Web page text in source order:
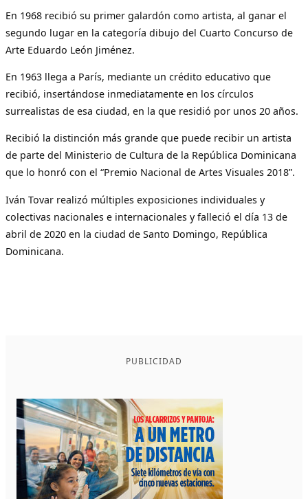
En 1968 recibió su primer galardón como artista, al ganar el
segundo lugar en la categoría dibujo del Cuarto Concurso de
Arte Eduardo León Jiménez.
En 1963 llega a París, mediante un crédito educativo que
recibió, insertándose inmediatamente en los círculos
surrealistas de esa ciudad, en la que residió por unos 20 años.
Recibió la distinción más grande que puede recibir un artista
de parte del Ministerio de Cultura de la República Dominicana
que lo honró con el “Premio Nacional de Artes Visuales 2018”.
Iván Tovar realizó múltiples exposiciones individuales y
colectivas nacionales e internacionales y falleció el día 13 de
abril de 2020 en la ciudad de Santo Domingo, República
Dominicana.
PUBLICIDAD